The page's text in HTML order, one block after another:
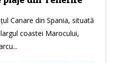
Canare din Spania, situată
coastei Marocului,